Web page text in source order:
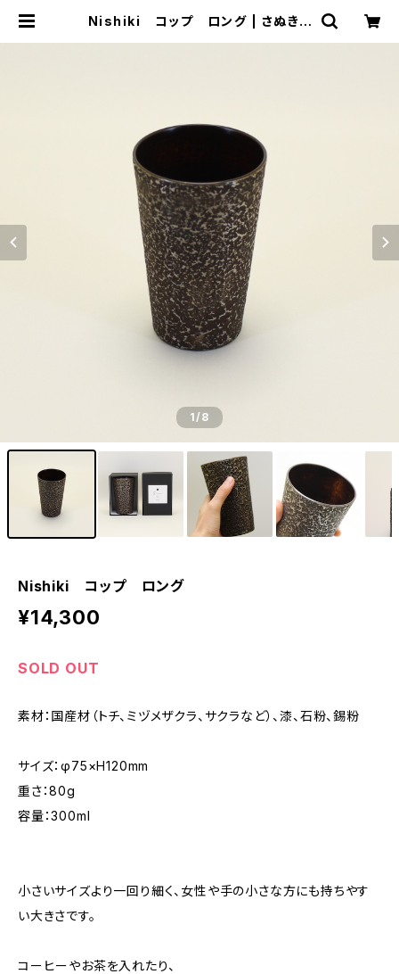
Nishiki コップ ロング | さぬきう
1/8
Nishiki コップ ロング
¥14,300
SOLD OUT
素材：国産材（トチ、ミヅメザクラ、サクラなど）、漆、石粉、錫粉
サイズ：φ75×H120mm
重さ：80g
容量：300ml
小さいサイズより一回り細く、女性や手の小さな方にも持ちやす
い大きさです。
コーヒーやお茶を入れたり、